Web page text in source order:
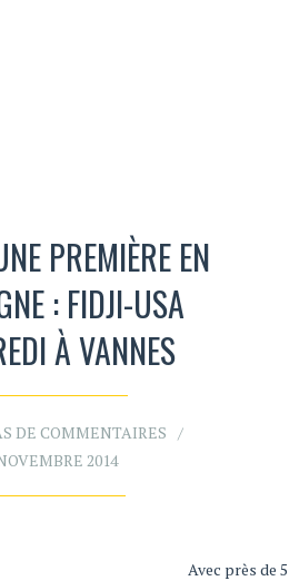
PREMIÈRE EN
: FIDJI-USA
À VANNES
DE COMMENTAIRES
2014
Avec près de 5